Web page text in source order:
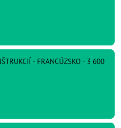
- FRANCÚZSKO - 3 600